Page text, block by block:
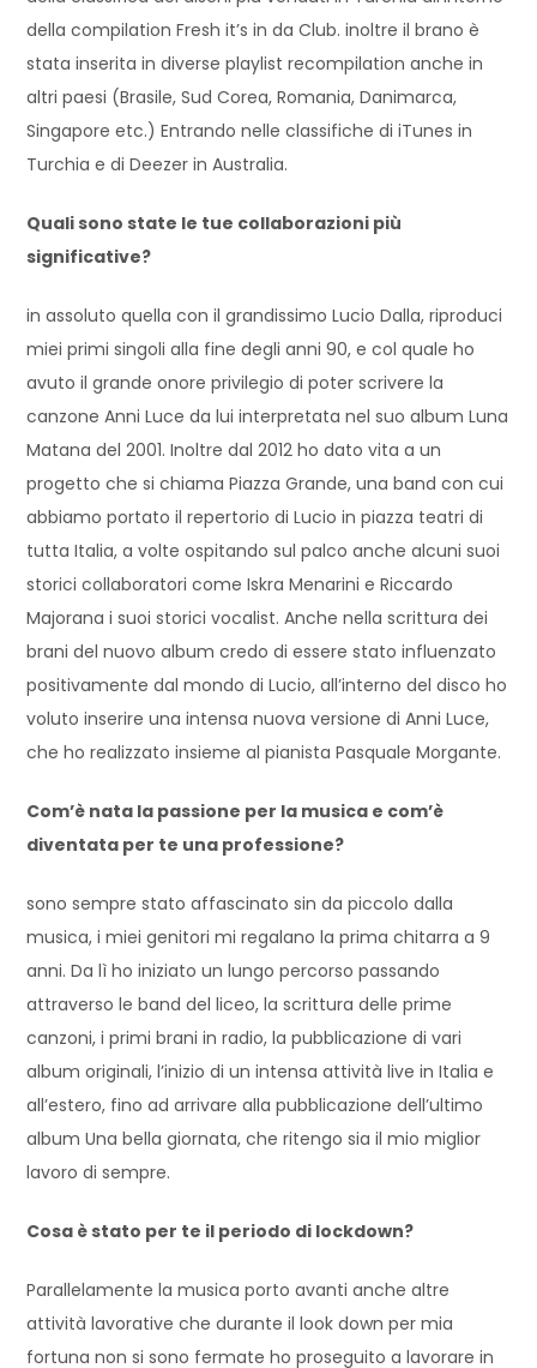
della compilation Fresh it’s in da Club. inoltre il brano è
stata inserita in diverse playlist recompilation anche in
altri paesi (Brasile, Sud Corea, Romania, Danimarca,
Singapore etc.) Entrando nelle classifiche di iTunes in
Turchia e di Deezer in Australia.
Quali sono state le tue collaborazioni più
significative?
in assoluto quella con il grandissimo Lucio Dalla, riproduci
miei primi singoli alla fine degli anni 90, e col quale ho
avuto il grande onore privilegio di poter scrivere la
canzone Anni Luce da lui interpretata nel suo album Luna
Matana del 2001. Inoltre dal 2012 ho dato vita a un
progetto che si chiama Piazza Grande, una band con cui
abbiamo portato il repertorio di Lucio in piazza teatri di
tutta Italia, a volte ospitando sul palco anche alcuni suoi
storici collaboratori come Iskra Menarini e Riccardo
Majorana i suoi storici vocalist. Anche nella scrittura dei
brani del nuovo album credo di essere stato influenzato
positivamente dal mondo di Lucio, all’interno del disco ho
voluto inserire una intensa nuova versione di Anni Luce,
che ho realizzato insieme al pianista Pasquale Morgante.
Com’è nata la passione per la musica e com’è
diventata per te una professione?
sono sempre stato affascinato sin da piccolo dalla
musica, i miei genitori mi regalano la prima chitarra a 9
anni. Da lì ho iniziato un lungo percorso passando
attraverso le band del liceo, la scrittura delle prime
canzoni, i primi brani in radio, la pubblicazione di vari
album originali, l’inizio di un intensa attività live in Italia e
all’estero, fino ad arrivare alla pubblicazione dell’ultimo
album Una bella giornata, che ritengo sia il mio miglior
lavoro di sempre.
Cosa è stato per te il periodo di lockdown?
Parallelamente la musica porto avanti anche altre
attività lavorative che durante il look down per mia
fortuna non si sono fermate ho proseguito a lavorare in